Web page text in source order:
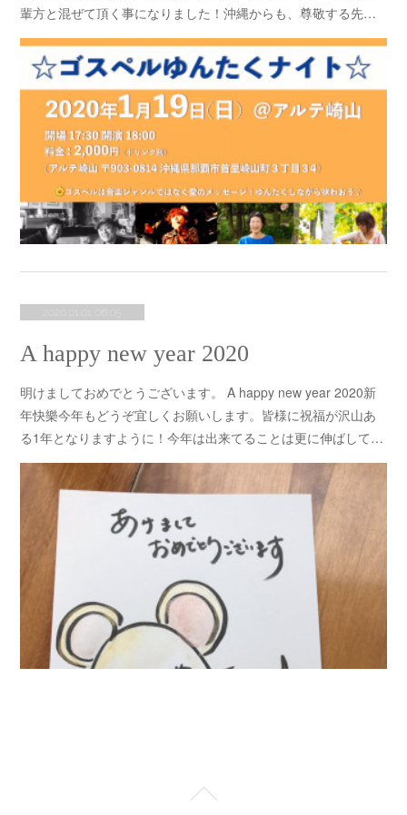
輩方と混ぜて頂く事になりました！沖縄からも、尊敬する先…
A happy new year 2020
明けましておめでとうございます。 A happy new year 2020新
年快樂今年もどうぞ宜しくお願いします。皆様に祝福が沢山あ
る1年となりますように！今年は出来てることは更に伸ばして…